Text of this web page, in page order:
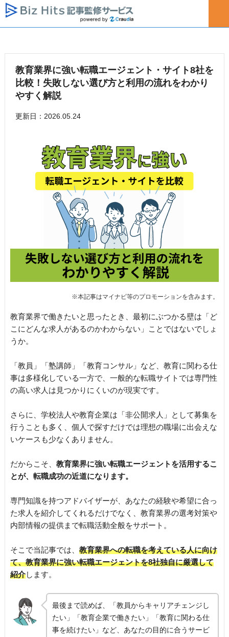
教育業界に強い転職エージェント・サイト8社を
比較！失敗しない選び方と利用の流れをわかり
やすく解説
更新日：2026.05.24
教育業界で働きたいと思ったとき、最初にぶつかる壁は「ど
こにどんな求人があるのかわからない」ことではないでしょ
うか。
「教員」「塾講師」「教育コンサル」など、教育に関わる仕
事は多様化している一方で、一般的な転職サイトでは専門性
の高い求人は見つかりにくいのが現実です。
さらに、学校法人や教育企業は「非公開求人」として募集を
行うことも多く、個人で探すだけでは理想の職場に出会えな
いケースも少なくありません。
だからこそ、 教育業界に強い転職エージェントを活用するこ
とが、転職成功の近道になります。
専門知識を持つアドバイザーが、あなたの経験や希望に合っ
た求人を紹介してくれるだけでなく、教育業界の選考対策や
内部情報の提供まで転職活動全般をサポート。
そこで当記事では、 教育業界への転職を考えている人に向け
て、教育業界に強い転職エージェントを8社独自に厳選して
紹介します。
最後まで読めば、「教員からキャリアチェンジし
たい」「教育企業で働きたい」「教育に関わる仕
事を続けたい」など、あなたの目的に合うサービ